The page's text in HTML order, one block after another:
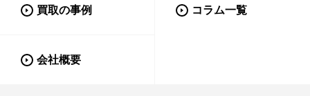
買取の事例 コラム一覧
会社概要